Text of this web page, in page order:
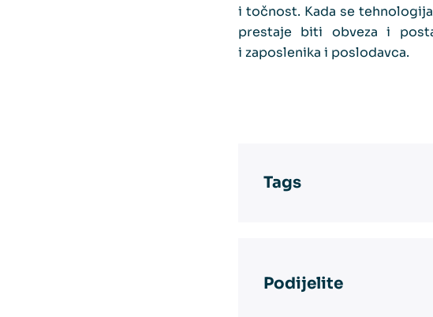
i točnost. Kada se
prestaje biti obveza i
i zaposlenika i poslodavca.
Tags
Podijelite